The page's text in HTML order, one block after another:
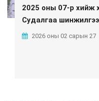
2025 оны 07-р хийж
Судалгаа
2026 оны 02 сарын 27